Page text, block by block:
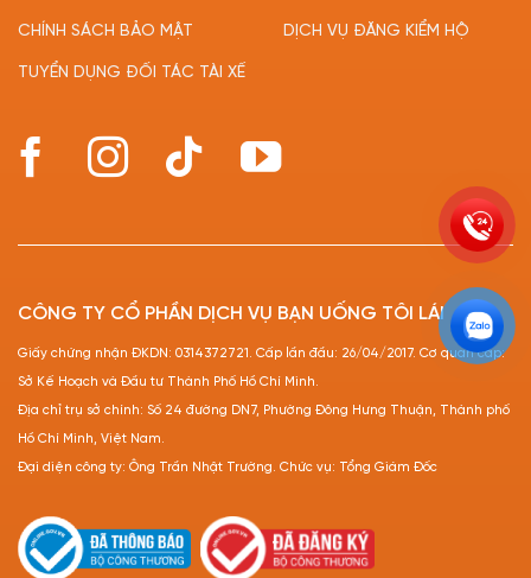
CHÍNH SÁCH BẢO MẬT
TUYỂN DỤNG ĐỐI TÁC TÀI XẾ
DỊCH VỤ ĐĂNG KIỂM HỘ
CÔNG TY CỔ PHẦN DỊCH VỤ BẠN UỐNG TÔI LÁI
Giấy chứng nhận ĐKDN: 0314372721. Cấp lần đầu: 26/04/2017. Cơ quan cấp:
Sở Kế Hoạch và Đầu tư Thành Phố Hồ Chí Minh.
Địa chỉ trụ sở chính: Số 24 đường DN7, Phường Đông Hưng Thuận, Thành phố
Hồ Chí Minh, Việt Nam.
Đại diện công ty: Ông Trần Nhật Trường. Chức vụ: Tổng Giám Đốc